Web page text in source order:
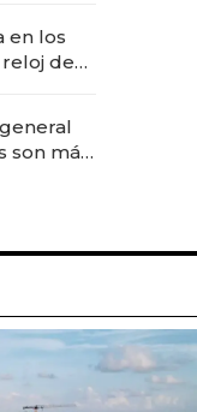
en los
de
son más